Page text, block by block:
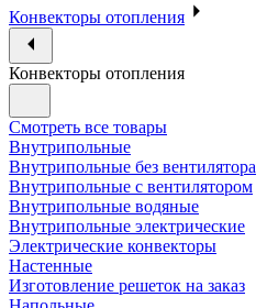
Конвекторы отопления
Конвекторы отопления
Смотреть все товары
Внутрипольные
Внутрипольные без вентилятора
Внутрипольные с вентилятором
Внутрипольные водяные
Внутрипольные электрические
Электрические конвекторы
Настенные
Изготовление решеток на заказ